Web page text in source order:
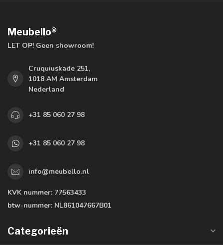
Meubello®
LET OP! Geen showroom!
Cruquiuskade 251,
1018 AM Amsterdam
Nederland
+31 85 060 27 98
+31 85 060 27 98
info@meubello.nl
KVK nummer: 77563433
btw-nummer: NL861047667B01
Categorieën